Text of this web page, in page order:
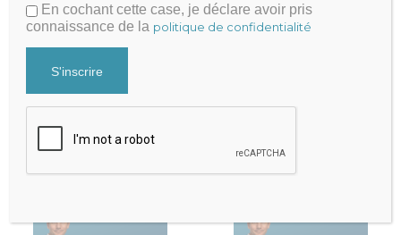
Préparer le retraite des
professions libérales
des rémunérations des
En cochant cette case, je déclare avoir pris
connaissance de la politique de confidentialité